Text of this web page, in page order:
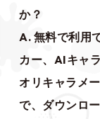
か？
A. 無料で利用
カー、AIキャ
オリキャラメ
で、ダウンロ